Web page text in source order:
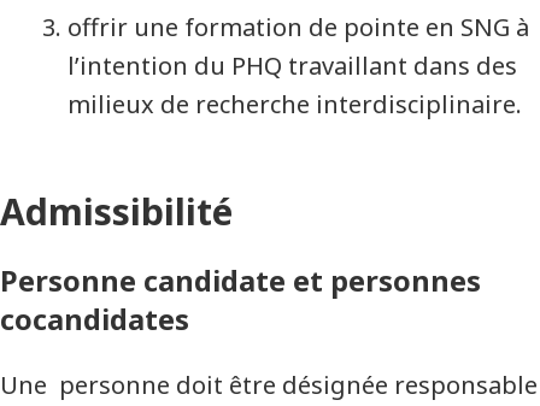
offrir une formation de pointe en SNG à
l’intention du PHQ travaillant dans des
milieux de recherche interdisciplinaire.
Admissibilité
Personne candidate et personnes
cocandidates
Une personne doit être désignée responsable